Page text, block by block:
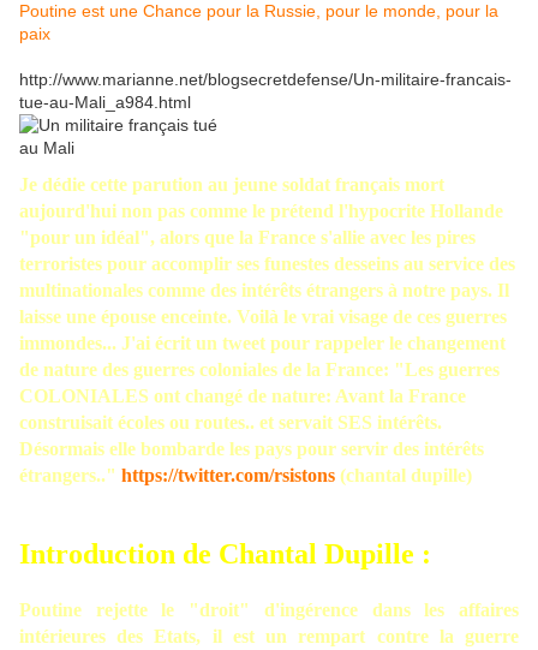
Poutine est une Chance pour la Russie, pour le monde, pour la
paix
http://www.marianne.net/blogsecretdefense/Un-militaire-francais-
tue-au-Mali_a984.html
Je dédie cette parution au jeune soldat français mort
aujourd'hui non pas comme le prétend l'hypocrite Hollande
"pour un idéal", alors que la France s'allie avec les pires
terroristes pour accomplir ses funestes desseins au service des
multinationales comme des intérêts étrangers à notre pays. Il
laisse une épouse enceinte. Voilà le vrai visage de ces guerres
immondes... J'ai écrit un tweet pour rappeler le changement
de nature des guerres coloniales de la France: "Les guerres
COLONIALES ont changé de nature: Avant la France
construisait écoles ou routes.. et servait SES intérêts.
Désormais elle bombarde les pays pour servir des intérêts
étrangers.." https://twitter.com/rsistons (chantal dupille)
Introduction de Chantal Dupille :
Poutine rejette le "droit" d'ingérence dans les affaires
intérieures des Etats, il est un rempart contre la guerre